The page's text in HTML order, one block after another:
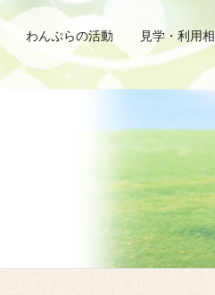
わんぷらの活動 見学・利用